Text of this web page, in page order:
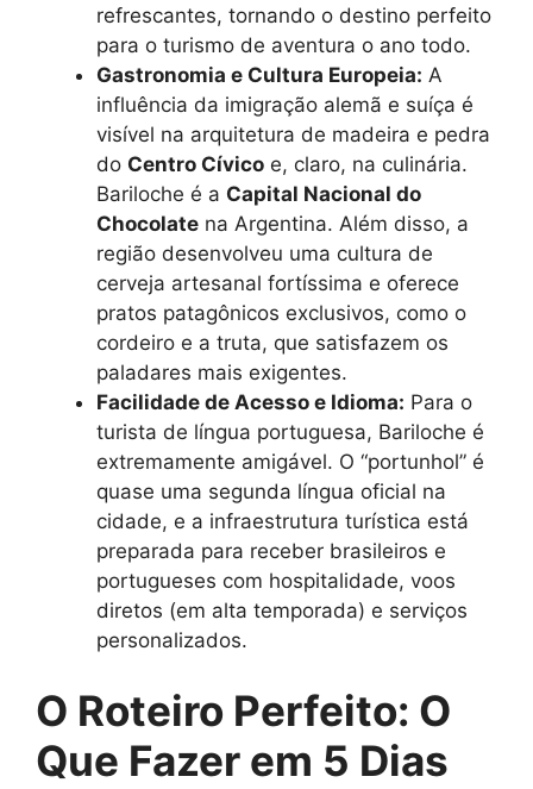
refrescantes, tornando o destino perfeito
para o turismo de aventura o ano todo.
Gastronomia e Cultura Europeia: A
influência da imigração alemã e suíça é
visível na arquitetura de madeira e pedra
do Centro Cívico e, claro, na culinária.
Bariloche é a Capital Nacional do
Chocolate na Argentina. Além disso, a
região desenvolveu uma cultura de
cerveja artesanal fortíssima e oferece
pratos patagônicos exclusivos, como o
cordeiro e a truta, que satisfazem os
paladares mais exigentes.
Facilidade de Acesso e Idioma: Para o
turista de língua portuguesa, Bariloche é
extremamente amigável. O “portunhol” é
quase uma segunda língua oficial na
cidade, e a infraestrutura turística está
preparada para receber brasileiros e
portugueses com hospitalidade, voos
diretos (em alta temporada) e serviços
personalizados.
O Roteiro Perfeito: O
Que Fazer em 5 Dias